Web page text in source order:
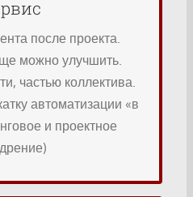
после проекта.
можно улучшить.
частью коллектива.
автоматизации «в
и проектное
и вебинары;
выполненные
рекомендации;
и настраиваем